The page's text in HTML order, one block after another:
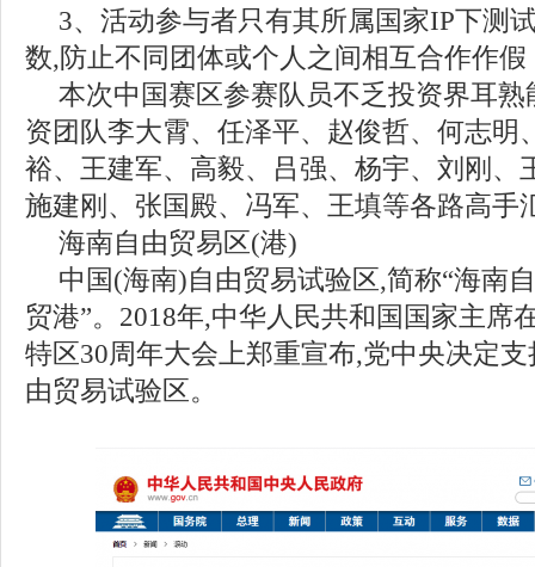
3、活动参与者只有其所属国家IP下测
数,防止不同团体或个人之间相互合作作假
本次中国赛区参赛队员不乏投资界耳
资团队李大霄、任泽平、赵俊哲、何志明
裕、王建军、高毅、吕强、杨宇、刘刚、
施建刚、张国殿、冯军、王填等各路高手
海南自由贸易区(港)
中国(海南)自由贸易试验区,简称“海南
贸港”。2018年,中华人民共和国国家主席
特区30周年大会上郑重宣布,党中央决定
由贸易试验区。